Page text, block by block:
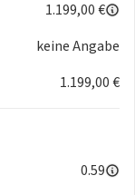
& go", mit
1.199,00 €
keine Angabe
1.199,00 €
0.59